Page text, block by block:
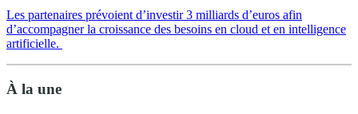
Les partenaires prévoient d’investir 3 milliards d’euros afin
d’accompagner la croissance des besoins en cloud et en intelligence
artificielle.
À la une